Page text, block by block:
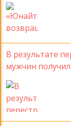
В результате
мужчин